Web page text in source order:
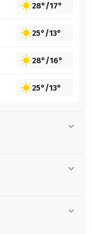
28°/17°
25°/13°
28°/16°
25°/13°